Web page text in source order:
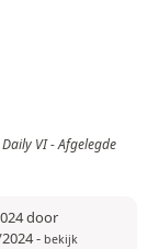
VI - Afgelegde
door
- bekijk